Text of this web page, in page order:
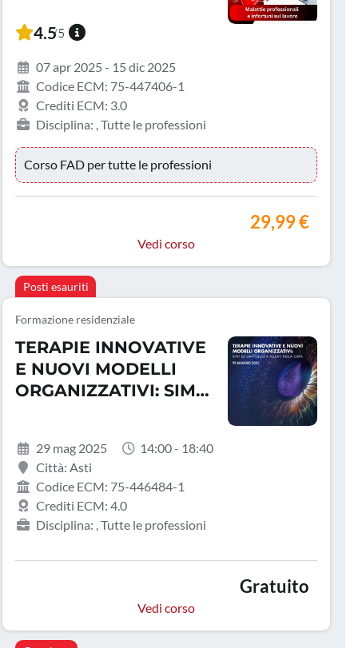
lavoro
07 apr 2025 - 15 dic 2025
Codice ECM: 75-447406-1
Crediti ECM: 3.0
Disciplina: , Tutte le professioni
4.5/5
Corso FAD per tutte le professioni
29,99 €
Vedi corso
Posti esauriti
Formazione residenziale
TERAPIE INNOVATIVE
E NUOVI MODELLI
ORGANIZZATIVI: SIMT
29 mag 2025
14:00 - 18:40
Città: Asti
Codice ECM: 75-446484-1
Crediti ECM: 4.0
Disciplina: , Tutte le professioni
Gratuito
Vedi corso